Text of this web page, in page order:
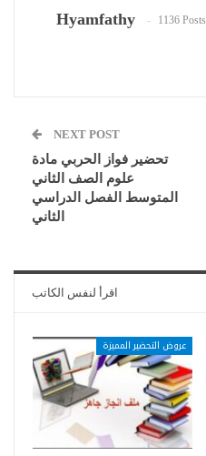
Hyamfathy 1136 Posts
NEXT POST
تحضير فواز الحربي مادة
علوم الصف الثاني
المتوسط الفصل الدراسي
الثاني
اقرأ لنفس الكاتب
عروض التحضير المميزة